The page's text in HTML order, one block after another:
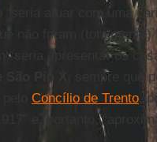
“seria atuar com uma
não foram (totalmente)
“seria apresentar os
Pio X
, sempre que
Concílio de Trento,
e, portanto,